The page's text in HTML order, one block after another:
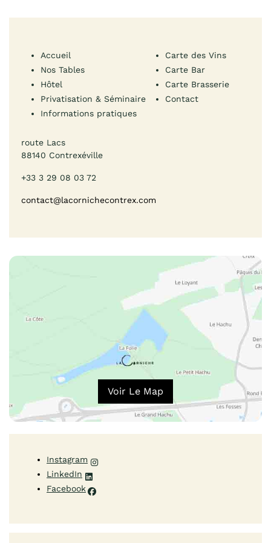
Accueil
Nos Tables
Hôtel
Privatisation & Séminaire
Informations pratiques
Carte des Vins
Carte Bar
Carte Brasserie
Contact
route Lacs
88140 Contrexéville
+33 3 29 08 03 72
contact@lacornichecontrex.com
Voir Le Map
Instagram
LinkedIn
Facebook